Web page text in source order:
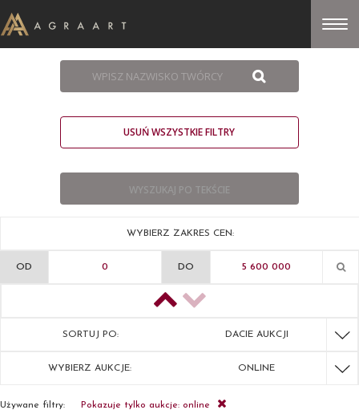
USUŃ WSZYSTKIE FILTRY
WYBIERZ ZAKRES CEN:
OD DO
SORTUJ PO: DACIE AUKCJI
WYBIERZ AUKCJE: ONLINE
Używane filtry: Pokazuje tylko aukcje: online